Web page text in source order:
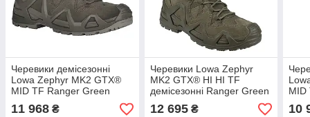
Черевики демісезонні
Lowa Zephyr MK2 GTX®
MID TF Ranger Green
11 968 ₴
Черевики Lowa Zephyr
MK2 GTX® HI HI TF
демісезонні Ranger Green
12 695₴
MID
10